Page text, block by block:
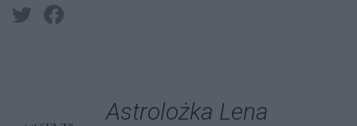
Astrolożka Lena